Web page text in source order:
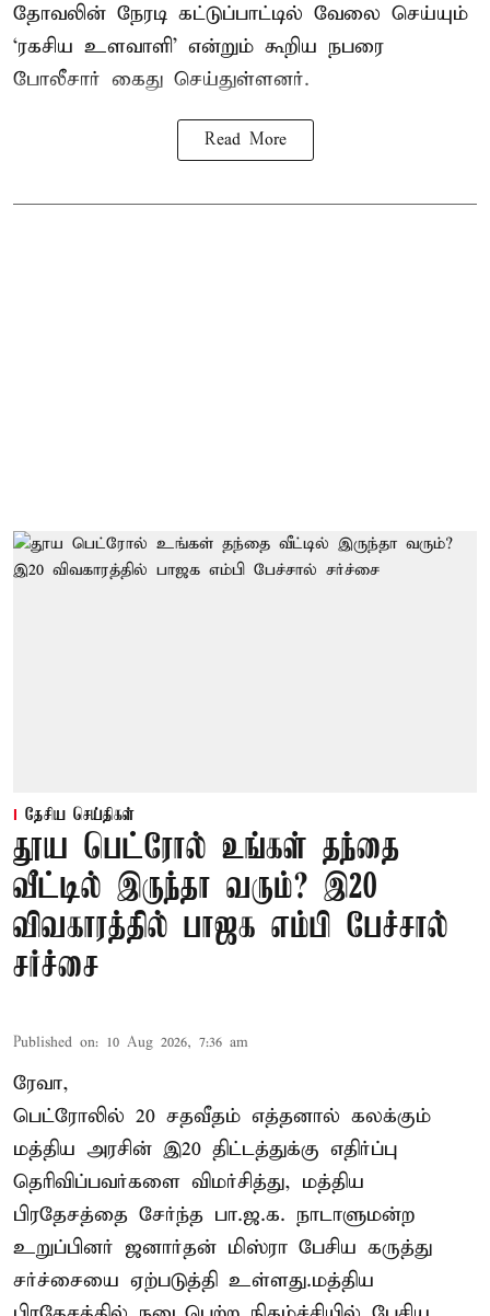
தோவலின் நேரடி கட்டுப்பாட்டில் வேலை செய்யும்
‘ரகசிய உளவாளி’ என்றும் கூறிய நபரை
போலீசார் கைது செய்துள்ளனர்.
Read More
தேசிய செய்திகள்
தூய பெட்ரோல் உங்கள் தந்தை
வீட்டில் இருந்தா வரும்? இ20
விவகாரத்தில் பாஜக எம்பி பேச்சால்
சர்ச்சை
Published on: 10 Aug 2026, 7:36 am
ரேவா,
பெட்ரோலில் 20 சதவீதம் எத்தனால் கலக்கும்
மத்திய அரசின் இ20 திட்டத்துக்கு எதிர்ப்பு
தெரிவிப்பவர்களை விமர்சித்து, மத்திய
பிரதேசத்தை சேர்ந்த பா.ஜ.க. நாடாளுமன்ற
உறுப்பினர் ஜனார்தன் மிஸ்ரா பேசிய கருத்து
சர்ச்சையை ஏற்படுத்தி உள்ளது.மத்திய